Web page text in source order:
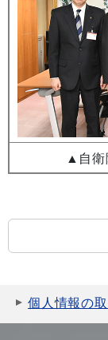
▲自衛
個人情報の